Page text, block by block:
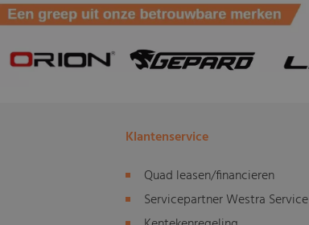
Klantenservice
Quad leasen/financieren
Servicepartner Westra Service